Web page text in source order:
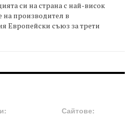
си на страна с най-висок
на производител в
Европейски съюз за трети
Сайтове: